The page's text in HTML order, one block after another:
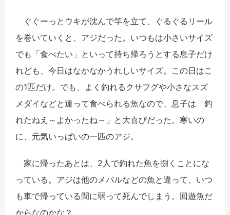
ぐぐーっとウキが沈んで竿を立て、ぐるぐるリール
を巻いていくと、アジだった。いつもは小さいサイズ
でも「食べたい」といって持ち帰ろうとする息子だけ
れども、今日はなかなかうれしいサイズ。この日はこ
の1匹だけ。でも、よく釣れるクサフグや小さなスズ
メダイなどと違って食べられる魚なので、息子は「釣
れたねえ～よかったね～」と大喜びだった。寒いの
に、元気いっぱいの一匹のアジ。
家に帰ったあとは、2人で釣れた魚を捌くことにな
っている。アジは他のメバルなどの魚と違って、いつ
も車で帰っている間に弱って死んでしまう。回遊魚だ
からなのかな？